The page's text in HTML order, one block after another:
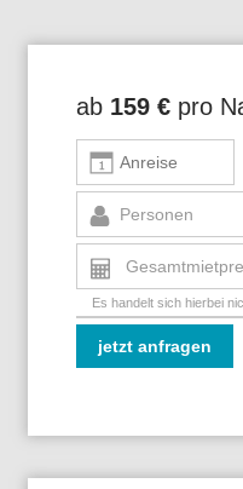
ab 159 € pro
Personen
Es handelt sich hierbei
jetzt anfragen